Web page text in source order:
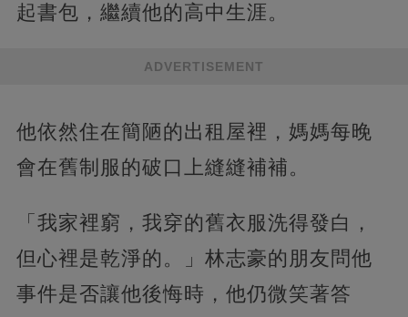
起書包，繼續他的高中生涯。
ADVERTISEMENT
他依然住在簡陋的出租屋裡，媽媽每晚
會在舊制服的破口上縫縫補補。
「我家裡窮，我穿的舊衣服洗得發白，
但心裡是乾淨的。」林志豪的朋友問他
事件是否讓他後悔時，他仍微笑著答